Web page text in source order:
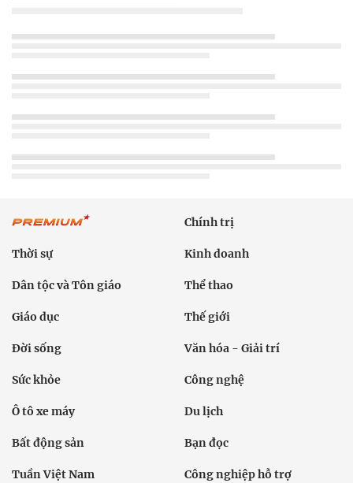
Chính trị
Thời sự Kinh doanh
Dân tộc và Tôn giáo Thể thao
Giáo dục Thế giới
Đời sống Văn hóa - Giải trí
Sức khỏe Công nghệ
Ô tô xe máy Du lịch
Bất động sản Bạn đọc
Tuần Việt Nam Công nghiệp hỗ trợ